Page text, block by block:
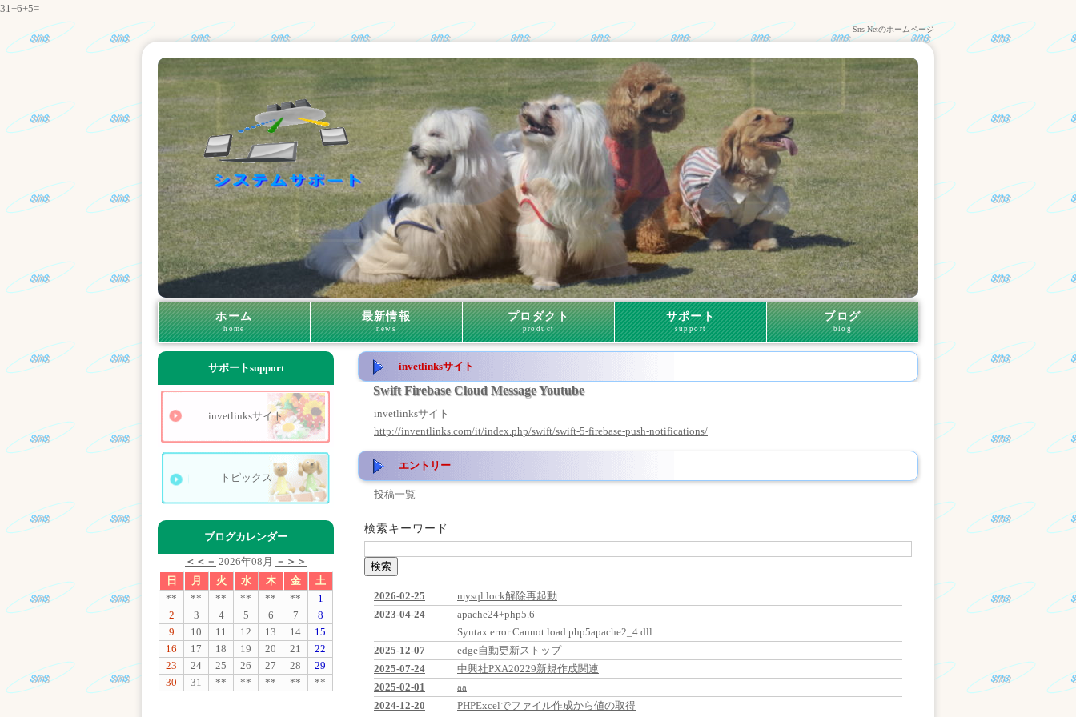
31+6+5=
Sns Netのホームページ
ホーム
home
最新情報
news
プロダクト
product
サポート
support
ブログ
blog
invetlinksサイト
Swift Firebase Cloud Message Youtube
invetlinksサイト
http://inventlinks.com/it/index.php/swift/swift-5-firebase-push-notifications/
エントリー
投稿一覧
検索キーワード
2026-02-25
mysql lock解除再起動
2023-04-24
apache24+php5.6
Syntax error Cannot load php5apache2_4.dll
2025-12-07
edge自動更新ストップ
2025-07-24
中興社PXA20229新規作成関連
2025-02-01
aa
2024-12-20
PHPExcelでファイル作成から値の取得
サポートsupport
invetlinksサイト
トピックス
ブログカレンダー
＜＜－ 2026年08月
－＞＞
日
月 火 水 木 金
土
**
** ** ** ** **
1
2
3 4 5 6 7
8
9
10 11 12 13 14
15
16
17 18 19 20 21
22
23
24 25 26 27 28
29
30
31 ** ** ** ** **